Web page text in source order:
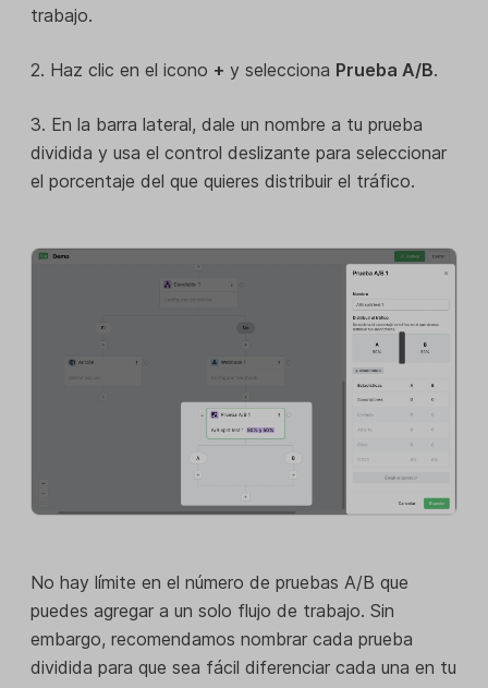
trabajo.
2. Haz clic en el icono + y selecciona Prueba A/B.
3. En la barra lateral, dale un nombre a tu prueba
dividida y usa el control deslizante para seleccionar
el porcentaje del que quieres distribuir el tráfico.
No hay límite en el número de pruebas A/B que
puedes agregar a un solo flujo de trabajo. Sin
embargo, recomendamos nombrar cada prueba
dividida para que sea fácil diferenciar cada una en tu